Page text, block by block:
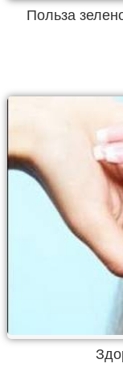
Польза